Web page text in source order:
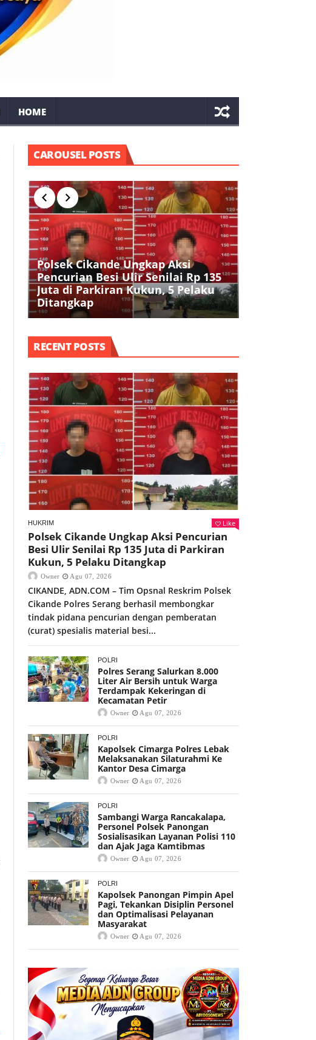
HOME
CAROUSEL POSTS
Polsek Cikande Ungkap Aksi
Pencurian Besi Ulir Senilai Rp 135
Juta di Parkiran Kukun, 5 Pelaku
Ditangkap
RECENT POSTS
HUKRIM Like
Polsek Cikande Ungkap Aksi Pencurian
Besi Ulir Senilai Rp 135 Juta di Parkiran
Kukun, 5 Pelaku Ditangkap
Owner Agu 07, 2026
CIKANDE, ADN.COM – Tim Opsnal Reskrim Polsek
Cikande Polres Serang berhasil membongkar
tindak pidana pencurian dengan pemberatan
(curat) spesialis material besi...
POLRI
Polres Serang Salurkan 8.000
Liter Air Bersih untuk Warga
Terdampak Kekeringan di
Kecamatan Petir
Owner Agu 07, 2026
POLRI
Kapolsek Cimarga Polres Lebak
Melaksanakan Silaturahmi Ke
Kantor Desa Cimarga
Owner Agu 07, 2026
POLRI
Sambangi Warga Rancakalapa,
Personel Polsek Panongan
Sosialisasikan Layanan Polisi 110
dan Ajak Jaga Kamtibmas
Owner Agu 07, 2026
POLRI
Kapolsek Panongan Pimpin Apel
Pagi, Tekankan Disiplin Personel
dan Optimalisasi Pelayanan
Masyarakat
Owner Agu 07, 2026